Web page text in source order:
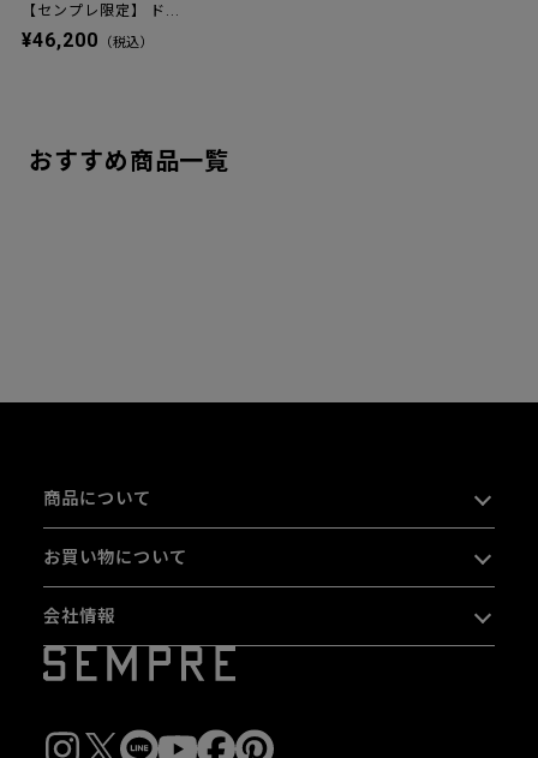
【センプレ限定】 ド...
¥46,200 （税込）
おすすめ商品一覧
商品について
お買い物について
会社情報